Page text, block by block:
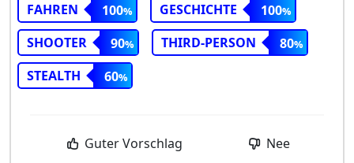
FAHREN
100 GESCHICHTE
100
SHOOTER
90 THIRD-PERSON
80
STEALTH
60
Guter Vorschlag Nee